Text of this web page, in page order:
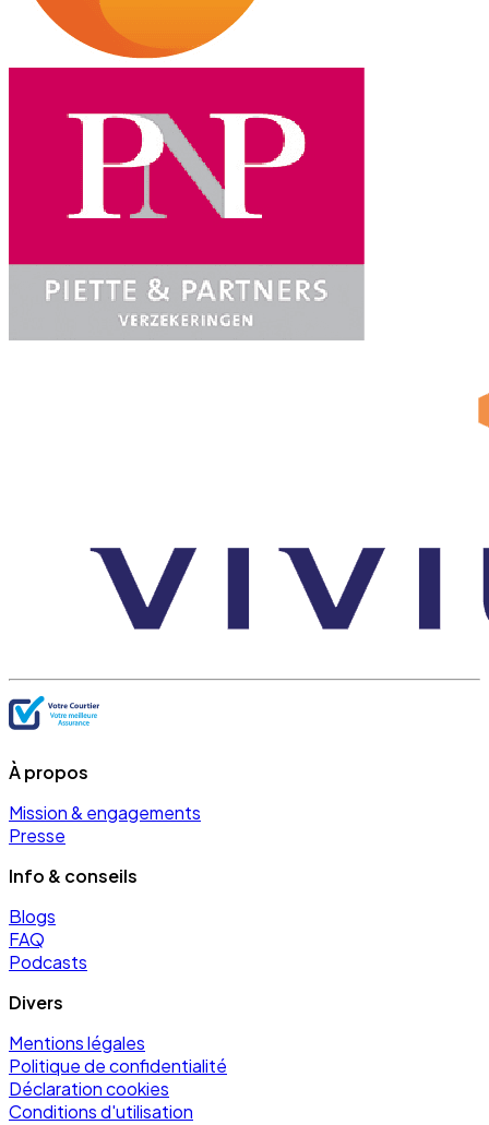
À propos
Mission & engagements
Presse
Info & conseils
Blogs
FAQ
Podcasts
Divers
Mentions légales
Politique de confidentialité
Déclaration cookies
Conditions d'utilisation